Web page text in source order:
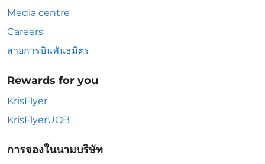
Media centre
Careers
สายการบินพันธมิตร
Rewards for you
KrisFlyer
KrisFlyerUOB
การจองในนามบริษัท